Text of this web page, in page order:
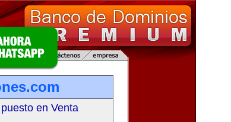
en Venta